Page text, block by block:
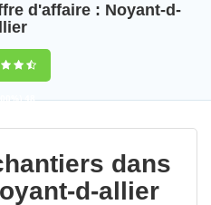
d'affaire : Noyant-d-
48
dans
d-allier